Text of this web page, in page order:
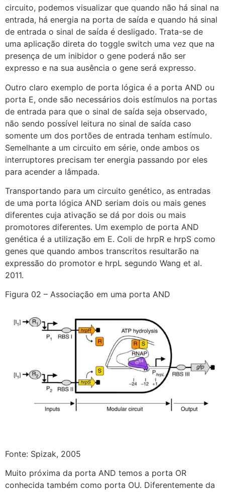
circuito, podemos visualizar que quando não há sinal na
entrada, há energia na porta de saída e quando há sinal
de entrada o sinal de saída é desligado. Trata-se de
uma aplicação direta do toggle switch uma vez que na
presença de um inibidor o gene poderá não ser
expresso e na sua ausência o gene será expresso.
Outro claro exemplo de porta lógica é a porta AND ou
porta E, onde são necessários dois estímulos na portas
de entrada para que o sinal de saída seja observado,
não sendo possível leitura no sinal de saída caso
somente um dos portões de entrada tenham estímulo.
Semelhante a um circuito em série, onde ambos os
interruptores precisam ter energia passando por eles
para acender a lâmpada.
Transportando para um circuito genético, as entradas
de uma porta lógica AND seriam dois ou mais genes
diferentes cuja ativação se dá por dois ou mais
promotores diferentes. Um exemplo de porta AND
genética é a utilização em E. Coli de hrpR e hrpS como
genes que quando ambos transcritos resultarão na
expressão do promotor e hrpL segundo Wang et al.
2011.
Figura 02 – Associação em uma porta AND
Fonte: Spizak, 2005
Muito próxima da porta AND temos a porta OR
conhecida também como porta OU. Diferentemente da